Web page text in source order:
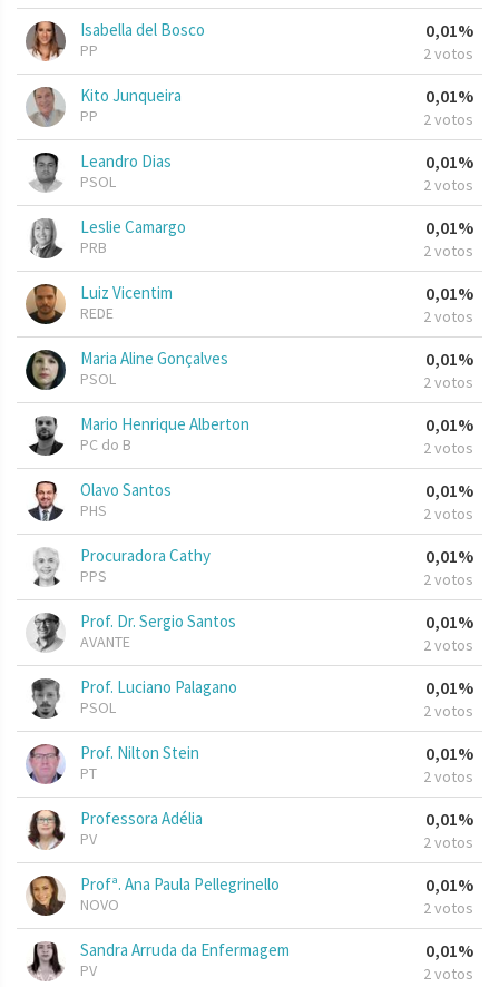
Isabella del Bosco
PP
0,01%
2 votos
Kito Junqueira
PP
0,01%
2 votos
Leandro Dias
PSOL
0,01%
2 votos
Leslie Camargo
PRB
0,01%
2 votos
Luiz Vicentim
REDE
0,01%
2 votos
Maria Aline Gonçalves
PSOL
0,01%
2 votos
Mario Henrique Alberton
PC do B
0,01%
2 votos
Olavo Santos
PHS
0,01%
2 votos
Procuradora Cathy
PPS
0,01%
2 votos
Prof. Dr. Sergio Santos
AVANTE
0,01%
2 votos
Prof. Luciano Palagano
PSOL
0,01%
2 votos
Prof. Nilton Stein
PT
0,01%
2 votos
Professora Adélia
PV
0,01%
2 votos
Profª. Ana Paula Pellegrinello
NOVO
0,01%
2 votos
Sandra Arruda da Enfermagem
PV
0,01%
2 votos